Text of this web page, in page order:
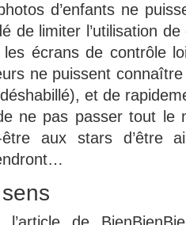
d’enfants ne
de limiter l’utilisation
les écrans de contrôle
ne puissent
et de
ne pas passer tout le
aux stars d’être